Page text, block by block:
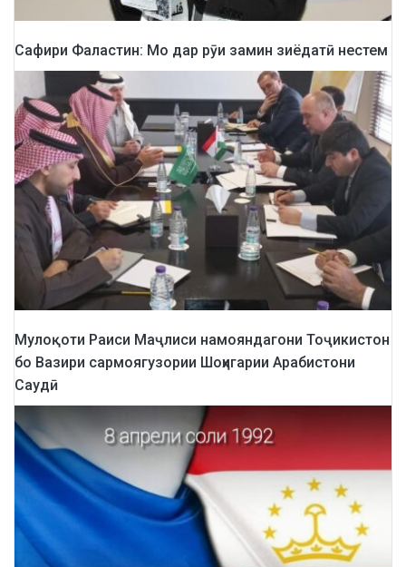
Сафири Фаластин: Мо дар рӯи замин зиёдатӣ нестем
Мулоқоти Раиси Маҷлиси намояндагони Тоҷикистон
бо Вазири сармоягузории Шоҳигарии Арабистони
Саудӣ